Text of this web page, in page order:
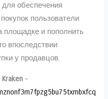
обеспечения
пользователи
площадке и пополнить
впоследствии
у продавцов.
–